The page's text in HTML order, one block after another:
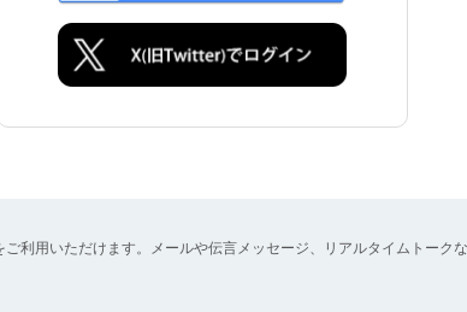
ご利用いただけます。メールや伝言メッセージ、リアルタイムトーク